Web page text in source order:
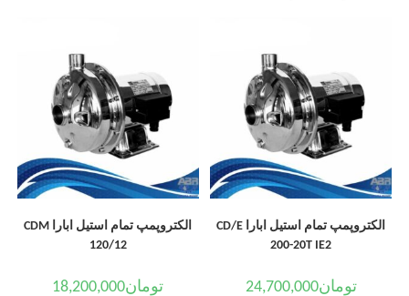
الکتروپمپ تمام استیل ابارا CD/E
200-20T IE2
تومان24,700,000
الکتروپمپ تمام استیل ابارا CDM
120/12
تومان18,200,000